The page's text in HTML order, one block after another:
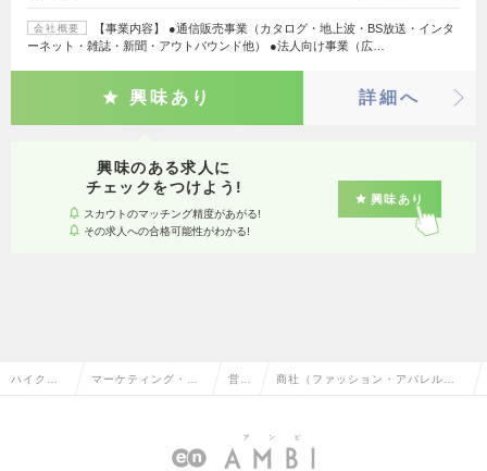
会社概要
【事業内容】 ●通信販売事業（カタログ・地上波・BS放送・インタ
ーネット・雑誌・新聞・アウトバウンド他） ●法人向け事業（広…
興味あり 詳細へ
興味のある求人に
チェックをつけよう!
スカウトのマッチング精度があがる!
その求人への合格可能性がわかる!
興味あり
ハイクラ マーケティング・販 営業 商社（ファッション・アパレル）